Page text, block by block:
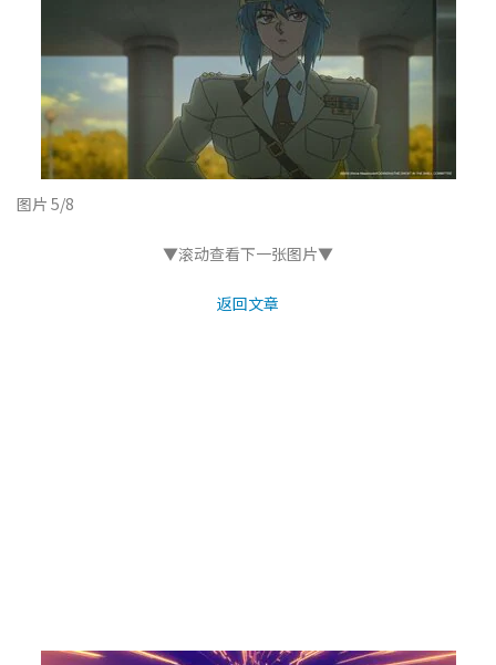
图片 5/8
▼滚动查看下一张图片▼
返回文章